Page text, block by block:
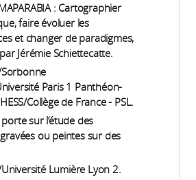
: Cartographier
faire évoluer les
et changer de paradigmes,
Jérémie Schiettecatte.
Sorbonne
Paris 1 Panthéon-
Collège de France - PSL.
porte sur l’étude des
ou peintes sur des
Université Lumière Lyon 2.